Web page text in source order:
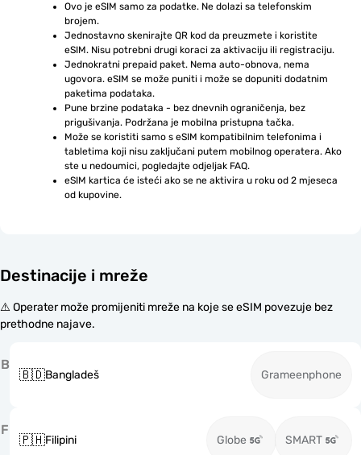
Ovo je eSIM samo za podatke. Ne dolazi sa telefonskim
brojem.
Jednostavno skenirajte QR kod da preuzmete i koristite
eSIM. Nisu potrebni drugi koraci za aktivaciju ili registraciju.
Jednokratni prepaid paket. Nema auto-obnova, nema
ugovora. eSIM se može puniti i može se dopuniti dodatnim
paketima podataka.
Pune brzine podataka - bez dnevnih ograničenja, bez
prigušivanja. Podržana je mobilna pristupna tačka.
Može se koristiti samo s eSIM kompatibilnim telefonima i
tabletima koji nisu zaključani putem mobilnog operatera. Ako
ste u nedoumici, pogledajte odjeljak FAQ.
eSIM kartica će isteći ako se ne aktivira u roku od 2 mjeseca
od kupovine.
Destinacije i mreže
⚠️ Operater može promijeniti mreže na koje se eSIM povezuje bez
prethodne najave.
B
🇧🇩Bangladeš Grameenphone
F
🇵🇭Filipini Globe SMART